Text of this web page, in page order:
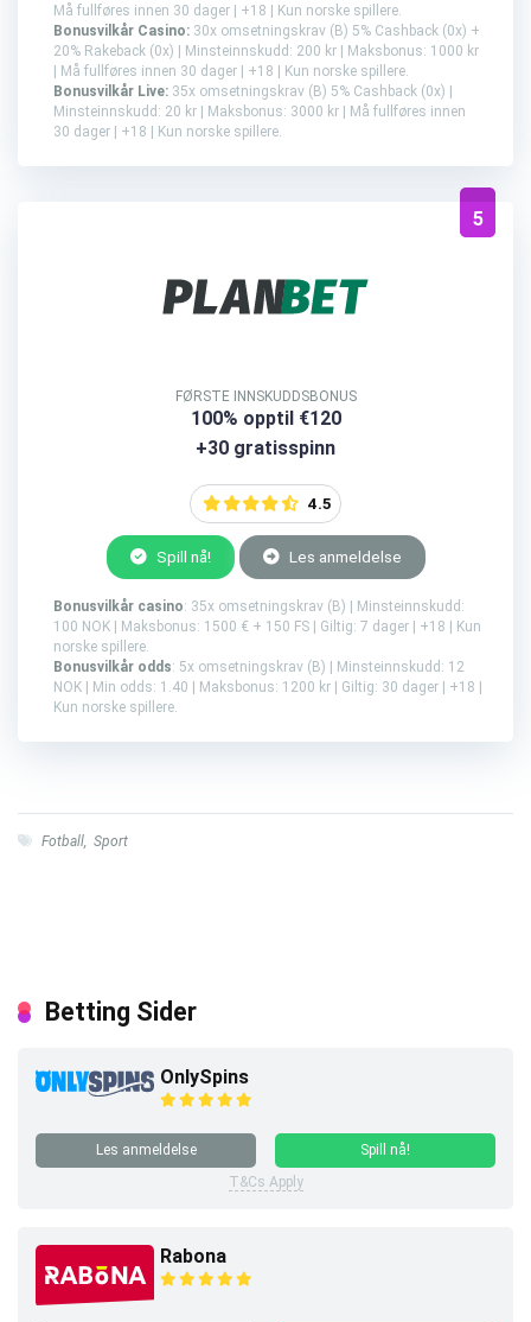
Må fullføres innen 30 dager | +18 | Kun norske spillere.
Bonusvilkår Casino: 30x omsetningskrav (B) 5% Cashback (0x) +
20% Rakeback (0x) | Minsteinnskudd: 200 kr | Maksbonus: 1000 kr
| Må fullføres innen 30 dager | +18 | Kun norske spillere.
Bonusvilkår Live: 35x omsetningskrav (B) 5% Cashback (0x) |
Minsteinnskudd: 20 kr | Maksbonus: 3000 kr | Må fullføres innen
30 dager | +18 | Kun norske spillere.
5
FØRSTE INNSKUDDSBONUS
100% opptil €120
+30 gratisspinn
4.5
Spill nå! Les anmeldelse
Bonusvilkår casino: 35x omsetningskrav (B) | Minsteinnskudd:
100 NOK | Maksbonus: 1500 € + 150 FS | Giltig: 7 dager | +18 | Kun
norske spillere.
Bonusvilkår odds: 5x omsetningskrav (B) | Minsteinnskudd: 12
NOK | Min odds: 1.40 | Maksbonus: 1200 kr | Giltig: 30 dager | +18 |
Kun norske spillere.
Fotball Sport
Betting Sider
OnlySpins
Les anmeldelse
Spill nå!
T&Cs Apply
Rabona